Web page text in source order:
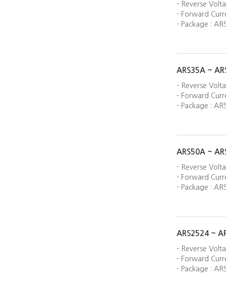
- Reverse
- Forward
- Package :
ARS35A ~
- Reverse
- Forward
- Package :
ARS50A ~
- Reverse
- Forward
- Package :
ARS2524 ~
- Reverse
- Forward
- Package :